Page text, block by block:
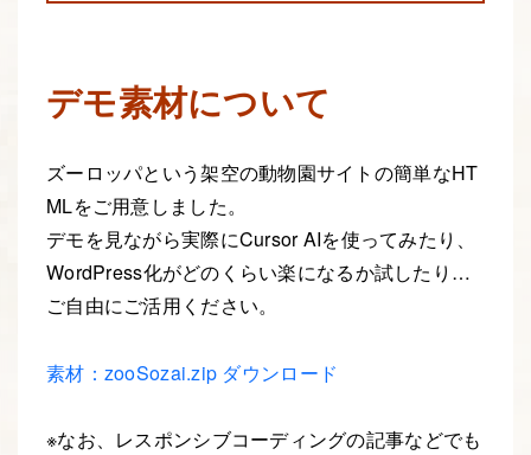
デモ素材について
ズーロッパという架空の動物園サイトの簡単なHT
MLをご用意しました。
デモを見ながら実際にCursor AIを使ってみたり、
WordPress化がどのくらい楽になるか試したり…
ご自由にご活用ください。
素材：zooSozai.zip ダウンロード
※なお、レスポンシブコーディングの記事などでも